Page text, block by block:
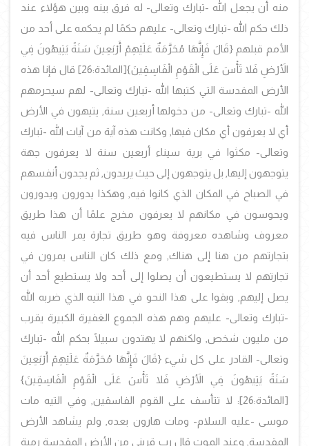
منه أن يجعل الله -تبارك وتعالى- له فرق بينه وبين هؤلاء عند
ذلك حكم الله -تبارك وتعالى- عليهم حكمًا لم يحكمه على أحد من
الأمم قبلهم {قَالَ فَإِنَّهَا مُحَرَّمَةٌ عَلَيْهِمْ أَرْبَعِينَ سَنَةً يَتِيهُونَ فِي
الأَرْضِ فَلا تَأْسَ عَلَى الْقَوْمِ الْفَاسِقِينَ}[المائدة:26]
قال فإنا هذه
الأرض المقدسة التي كتبها الله -تبارك وتعالى- لهم سيحرمهم
الله -تبارك وتعالى- من دخولها أربعين سنة, يتيهون في الأرض
أي لا يعرفون أي مكان فيها, وكانت هذه آية من آيات الله -تبارك
وتعالى- مكثوا في برية سيناء أربعين سنة لا يعرفون جهة
يتوجهون إليها, بل يتوجهون إلى حيث يريدون, ثم يجدون أنفسهم
في الصباح في المكان الذي كانوا فيه, وهكذا يدورون ويدورون
ويحوسون في مكانهم لا يعرفون مخرج علمًا أن هذا طريق
معروف وشاهده معروفة وهو طريق تجارة يمر الناس فيه
بتجارتهم من هنا إلى هناك, ومع ذلك كان الناس يمرون في
تجارتهم لا يستطيعون أن يصلوا إلى أحد ولا يستطيع أحد أن
يصل إليهم, وبقوا على هذا النحو في هذا التيه الذي ضربه الله
-تبارك وتعالى- عليهم وهم هذه الجموع الغفيرة الكبيرة يقرب
من مليون شخص, ولكنهم لا يهتدون سبيلًا بحكم الله -تبارك
وتعالى- القادر على كل شيء {قَالَ فَإِنَّهَا مُحَرَّمَةٌ عَلَيْهِمْ أَرْبَعِينَ
سَنَةً يَتِيهُونَ فِي الأَرْضِ فَلا تَأْسَ عَلَى الْقَوْمِ الْفَاسِقِينَ}
[المائدة:26]:
لا تتأسف على القوم الفاسقين, وفي التيه مات
موسى -عليه السلام- ومات هارون بعده, ولم يشاهد الأرض
المقدسة, وعند الموت قال رب قربني من الأرض المقدسة رمية